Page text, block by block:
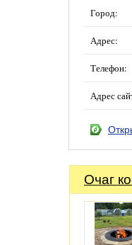
Город:
Адрес:
Телефон:
Адрес
Очаг